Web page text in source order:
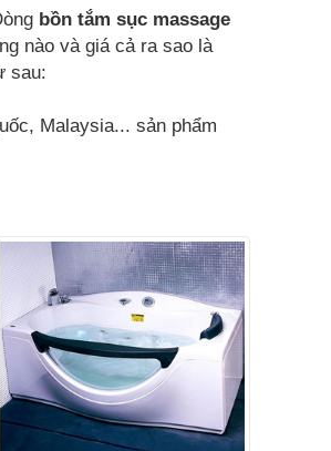
bồn tắm sục massage
nào và giá cả ra sao là
sau:
Malaysia... sản phẩm